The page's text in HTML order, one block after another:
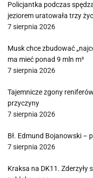
Policjantka podczas
jeziorem uratowała trzy
7 sierpnia 2026
Musk chce zbudować
ma mieć ponad 9 mln m²
7 sierpnia 2026
Tajemnicze zgony
przyczyny
7 sierpnia 2026
Bł. Edmund Bojanowski –
7 sierpnia 2026
Kraksa na DK11. Zderzyły